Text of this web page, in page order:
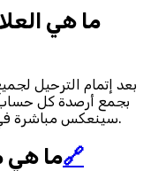
بعد إتمام الترحيل
بجمع أرصدة كل
سينعكس مباشرة في ميزان المراجعة ويؤدي إلى عدم توازنه.
9. ما🔗